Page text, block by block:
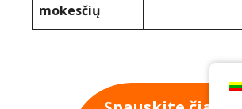
mokesčių